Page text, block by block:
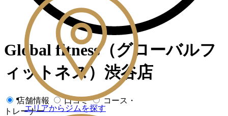
エリアからジムを探す
Global fitness（グローバルフ
ィットネス）渋谷店
店舗情報 口コミ
コース・
トレーナー